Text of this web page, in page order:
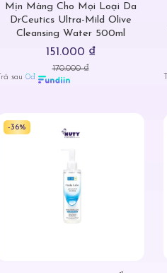
Mịn Màng Cho Mọi Loại Da
DrCeutics Ultra-Mild Olive
Cleansing Water 500ml
151.000 ₫
170.000 ₫
Trả sau0đ
-36%